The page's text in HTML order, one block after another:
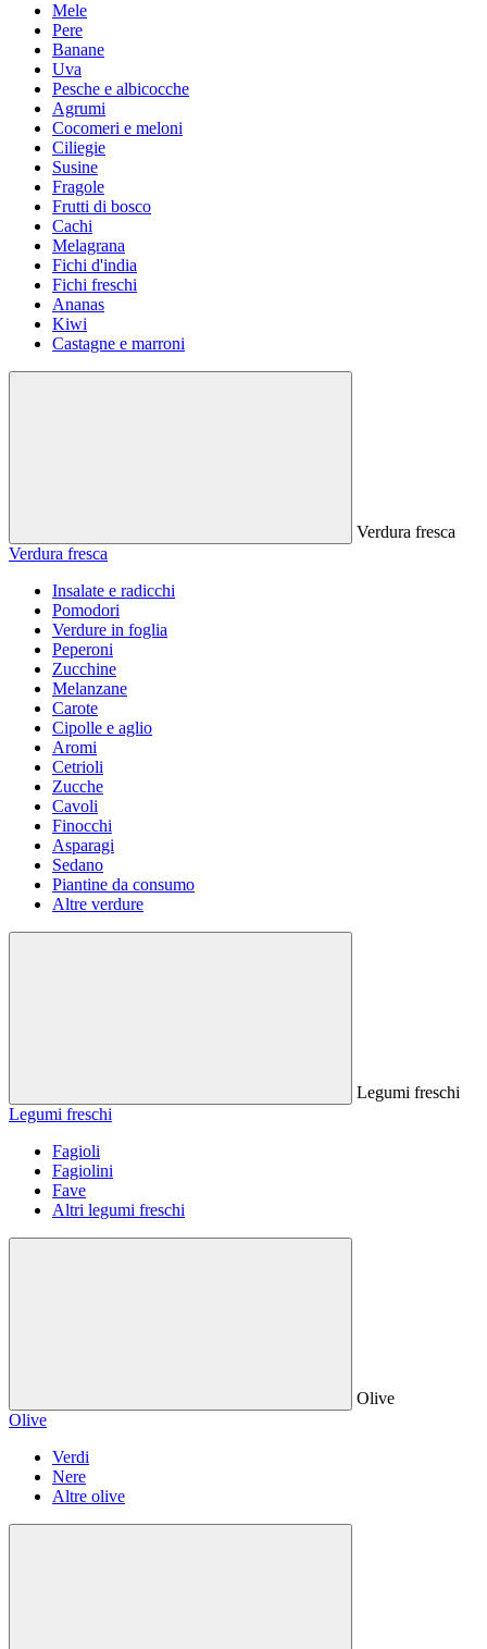
Mele
Pere
Banane
Uva
Pesche e albicocche
Agrumi
Cocomeri e meloni
Ciliegie
Susine
Fragole
Frutti di bosco
Cachi
Melagrana
Fichi d'india
Fichi freschi
Ananas
Kiwi
Castagne e marroni
Verdura fresca
Verdura fresca
Insalate e radicchi
Pomodori
Verdure in foglia
Peperoni
Zucchine
Melanzane
Carote
Cipolle e aglio
Aromi
Cetrioli
Zucche
Cavoli
Finocchi
Asparagi
Sedano
Piantine da consumo
Altre verdure
Legumi freschi
Legumi freschi
Fagioli
Fagiolini
Fave
Altri legumi freschi
Olive
Olive
Verdi
Nere
Altre olive